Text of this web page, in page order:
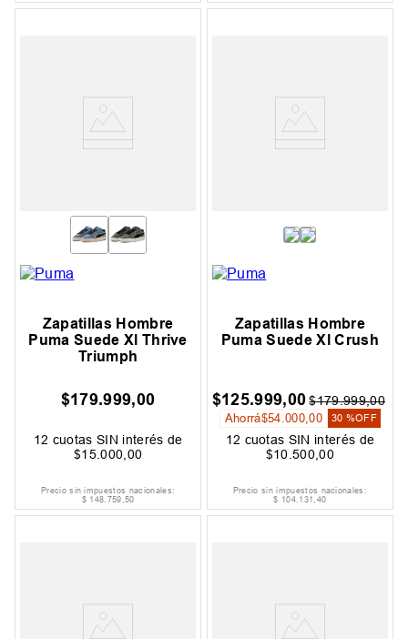
Zapatillas Hombre
Puma Suede Xl Thrive
Triumph
$179.999,00
12 cuotas SIN interés de
$15.000,00
Precio sin impuestos nacionales:
$ 148.759,50
Zapatillas Hombre
Puma Suede Xl Crush
$125.999,00 $179.999,00
Ahorrá$54.000,00 30 %OFF
12 cuotas SIN interés de
$10.500,00
Precio sin impuestos nacionales:
$ 104.131,40